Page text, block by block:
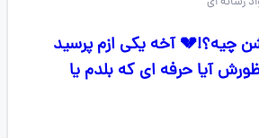
چیه؟!💔 آخه یکی ازم پرسید
آیا حرفه ای که بلدم یا